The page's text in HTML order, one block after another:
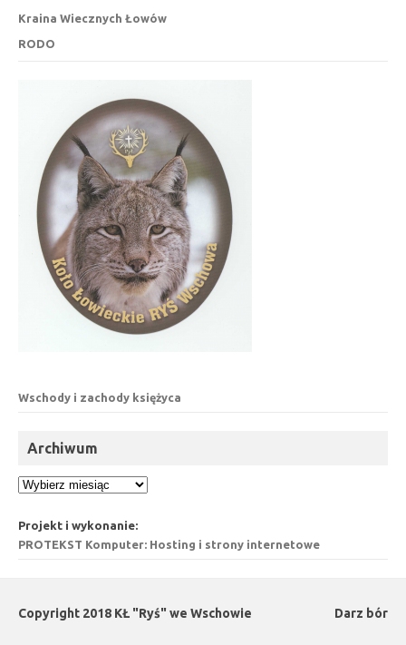
Kraina Wiecznych Łowów
RODO
Wschody i zachody księżyca
Archiwum
Archiwum
Projekt i wykonanie:
PROTEKST Komputer: Hosting i strony internetowe
Copyright 2018 KŁ "Ryś" we Wschowie Darz bór